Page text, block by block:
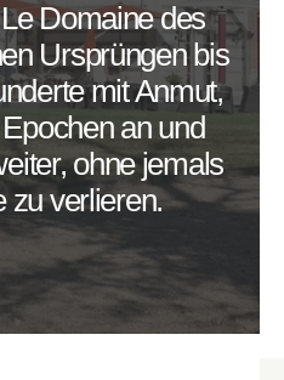
Domaine des
Ursprüngen bis
mit Anmut,
an und
ohne jemals
zu verlieren.